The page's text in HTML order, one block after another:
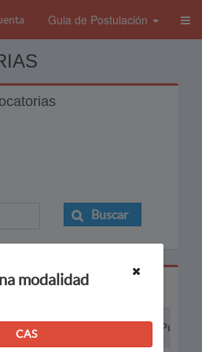
Guia de Postulación
Buscar
Puesto
modalidad
CAS